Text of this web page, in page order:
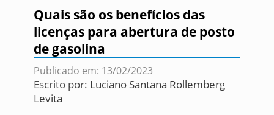
Quais são os benefícios das
licenças para abertura de posto
de gasolina
Publicado em: 13/02/2023
Escrito por: Luciano Santana Rollemberg
Levita